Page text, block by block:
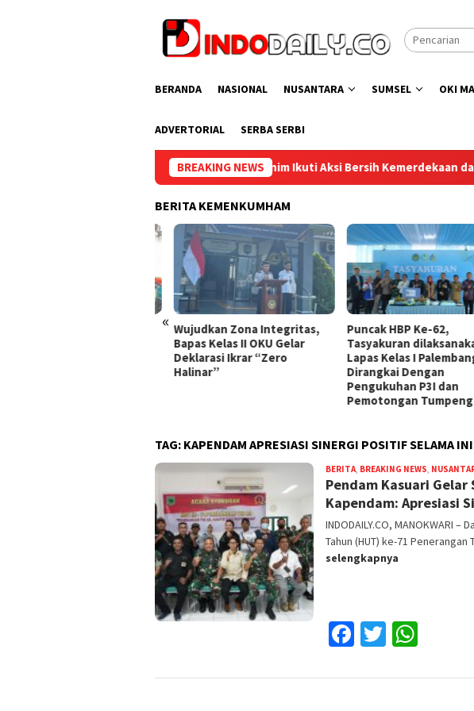
BERANDA NASIONAL NUSANTARA SUMSEL OKI
ADVERTORIAL SERBA SERBI
BREAKING NEWS
Lapas Muara Enim Ikuti Aksi Bersih Kemerdekaan dalam Rangka HUT ke-81
BERITA KEMENKUMHAM
«
Wujudkan Zona Integritas,
Bapas Kelas II OKU Gelar
Deklarasi Ikrar “Zero
Halinar”
Puncak HBP Ke-62,
Tasyakuran dilaksanakan
Lapas Kelas I Palembang,
Dirangkai Dengan
Pengukuhan P3I dan
Pemotongan Tumpeng
TAG: KAPENDAM APRESIASI SINERGI POSITIF SELAMA INI
BERITA, BREAKING NEWS,
Pendam Kasuari Gelar
Kapendam: Apresiasi
INDODAILY.CO, MANOKWARI
Tahun (HUT) ke-71 Penerangan
selengkapnya
Facebook
Twitter